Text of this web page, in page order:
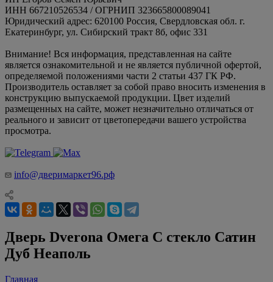
ИНН 667210526534 / ОГРНИП 323665800089041
Юридический адрес: 620100 Россия, Свердловская обл. г.
Екатеринбург, ул. Сибирский тракт 8б, офис 331
Внимание! Вся информация, представленная на сайте
является ознакомительной и не является публичной офертой,
определяемой положениями части 2 статьи 437 ГК РФ.
Производитель оставляет за собой право вносить изменения в
конструкцию выпускаемой продукции. Цвет изделий
размещенных на сайте, может незначительно отличаться от
реального и зависит от цветопередачи вашего устройства
просмотра.
info@дверимаркет96.рф
Дверь Dverona Омега С стекло Сатин
Дуб Неаполь
Главная